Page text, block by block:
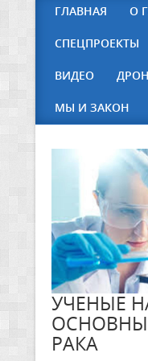
ГЛАВНАЯ О
СПЕЦПРОЕКТЫ
ВИДЕО
МЫ И ЗАКОН
УЧЕНЫЕ
РАКА